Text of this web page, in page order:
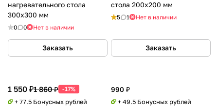
нагревательного стола
300х300 мм
0 0 Нет в наличии
Заказать
стола 200х200 мм
5 1 Нет в наличии
Заказать
1 550 ₽1 860 ₽ -17%
+ 77.5 Бонусных рублей
990 ₽
+ 49.5 Бонусных рублей